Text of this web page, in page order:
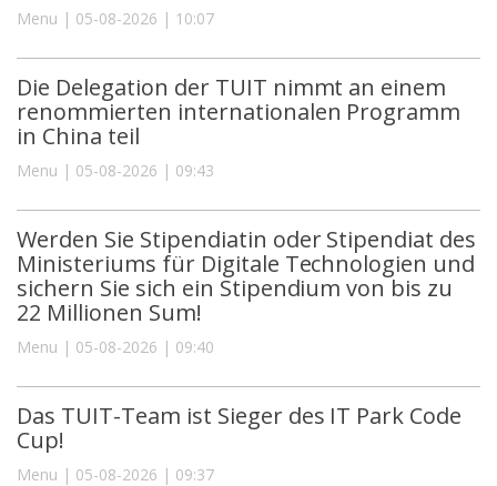
Menu | 05-08-2026 | 10:07
Die Delegation der TUIT nimmt an einem
renommierten internationalen Programm
in China teil
Menu | 05-08-2026 | 09:43
Werden Sie Stipendiatin oder Stipendiat des
Ministeriums für Digitale Technologien und
sichern Sie sich ein Stipendium von bis zu
22 Millionen Sum!
Menu | 05-08-2026 | 09:40
Das TUIT-Team ist Sieger des IT Park Code
Cup!
Menu | 05-08-2026 | 09:37